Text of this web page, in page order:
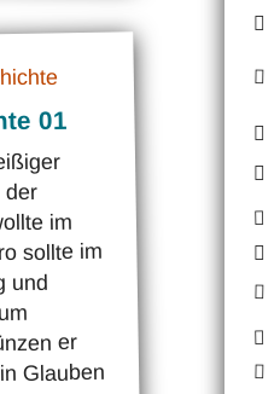
01
im
sollte im
und
er
Glauben